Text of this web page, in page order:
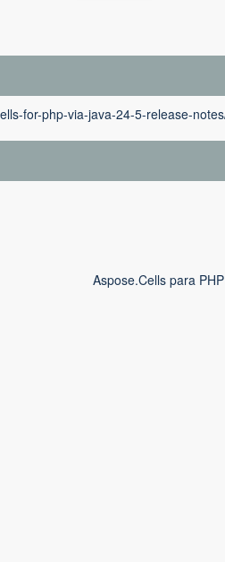
for-php-via-java-24-5-release-
Aspose.Cells para